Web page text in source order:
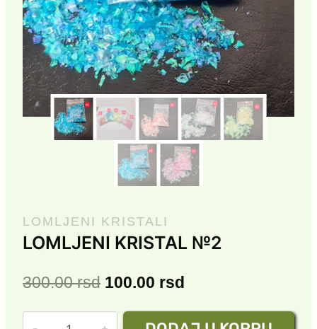
LOMLJENI KRISTALI
LOMLJENI KRISTAL №2
300.00rsd Originalna
cena
100.00 rsd
cena
LOMLJENI